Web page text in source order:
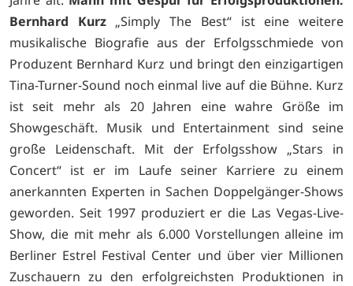
Bernhard Kurz„Simply The Best“ ist eine weitere
musikalische Biografie aus der Erfolgsschmiede von
Produzent Bernhard Kurz und bringt den einzigartigen
Tina-Turner-Sound noch einmal live auf die Bühne. Kurz
ist seit mehr als 20 Jahren eine wahre Größe im
Showgeschäft. Musik und Entertainment sind seine
große Leidenschaft. Mit der Erfolgsshow „Stars in
Concert“ ist er im Laufe seiner Karriere zu einem
anerkannten Experten in Sachen Doppelgänger-Shows
geworden. Seit 1997 produziert er die Las Vegas-Live-
Show, die mit mehr als 6.000 Vorstellungen alleine im
Berliner Estrel Festival Center und über vier Millionen
Zuschauern zu den erfolgreichsten Produktionen in